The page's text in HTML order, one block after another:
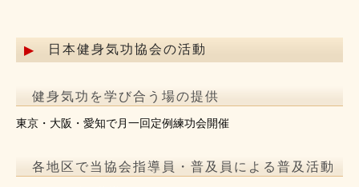
日本健身気功協会の活動
健身気功を学び合う場の提供
東京・大阪・愛知で月一回定例練功会開催
各地区で当協会指導員・普及員による普及活動